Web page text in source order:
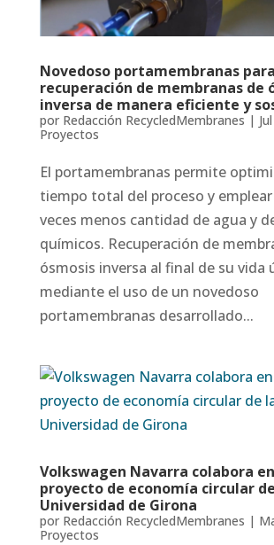
Novedoso portamembranas
recuperación de membranas de
inversa de manera eficiente y
por Redacción RecycledMembranes |
Proyectos
El portamembranas permite
tiempo total del proceso y
veces menos cantidad de agua y
químicos. Recuperación de
ósmosis inversa al final de su vida
mediante el uso de un novedoso
portamembranas desarrollado...
Volkswagen Navarra colabora
proyecto de economía circular
Universidad de Girona
por Redacción RecycledMembranes |
Proyectos